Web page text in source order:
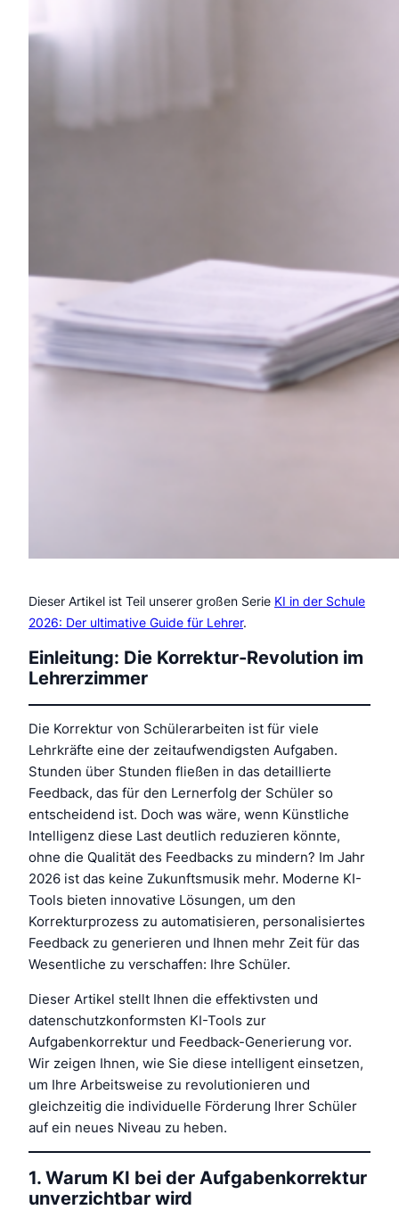
Dieser Artikel ist Teil unserer großen Serie KI in der Schule
2026: Der ultimative Guide für Lehrer.
Einleitung: Die Korrektur-Revolution im
Lehrerzimmer
Die Korrektur von Schülerarbeiten ist für viele
Lehrkräfte eine der zeitaufwendigsten Aufgaben.
Stunden über Stunden fließen in das detaillierte
Feedback, das für den Lernerfolg der Schüler so
entscheidend ist. Doch was wäre, wenn Künstliche
Intelligenz diese Last deutlich reduzieren könnte,
ohne die Qualität des Feedbacks zu mindern? Im Jahr
2026 ist das keine Zukunftsmusik mehr. Moderne KI-
Tools bieten innovative Lösungen, um den
Korrekturprozess zu automatisieren, personalisiertes
Feedback zu generieren und Ihnen mehr Zeit für das
Wesentliche zu verschaffen: Ihre Schüler.
Dieser Artikel stellt Ihnen die effektivsten und
datenschutzkonformsten KI-Tools zur
Aufgabenkorrektur und Feedback-Generierung vor.
Wir zeigen Ihnen, wie Sie diese intelligent einsetzen,
um Ihre Arbeitsweise zu revolutionieren und
gleichzeitig die individuelle Förderung Ihrer Schüler
auf ein neues Niveau zu heben.
1. Warum KI bei der Aufgabenkorrektur
unverzichtbar wird